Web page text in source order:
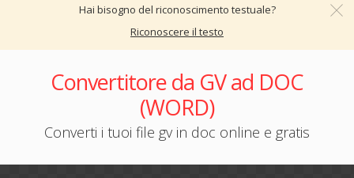
Hai bisogno del riconoscimento testuale?
Riconoscere il testo
Convertitore da GV ad DOC
(WORD)
Converti i tuoi file gv in doc online e gratis